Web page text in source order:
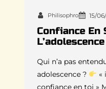
Philisophro 15/
Confiance En
L’adolescence
Qui n’a pas
adolescence ?
«
confiance en toi »